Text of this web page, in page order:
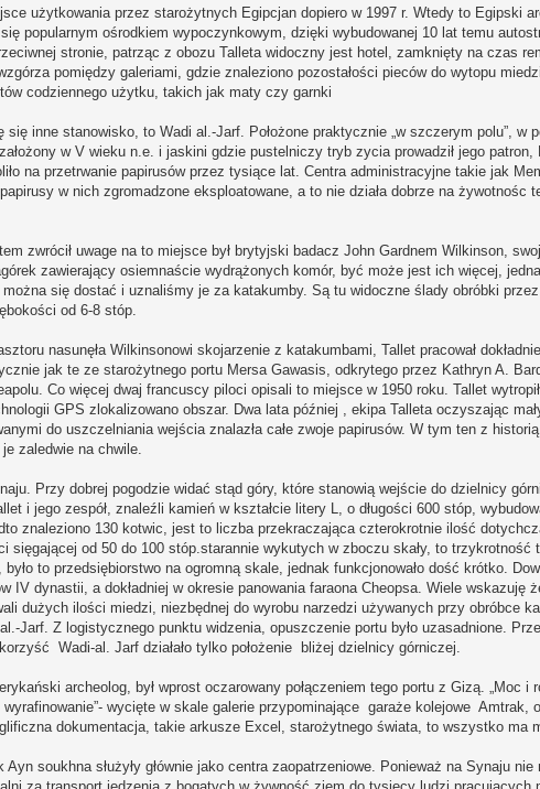
użytkowania przez starożytnych Egipcjan dopiero w 1997 r. Wtedy to Egipski
popularnym ośrodkiem wypoczynkowym, dzięki wybudowanej 10 lat temu
stronie, patrząc z obozu Talleta widoczny jest hotel, zamknięty na czas
pomiędzy galeriami, gdzie znaleziono pozostałości pieców do wytopu
codziennego użytku, takich jak maty czy garnki
inne stanowisko, to Wadi al.-Jarf. Położone praktycznie „w szczerym polu”, w
w V wieku n.e. i jaskini gdzie pustelniczy tryb zycia prowadził jego
na przetrwanie papirusów przez tysiące lat. Centra administracyjne takie jak
w nich zgromadzone eksploatowane, a to nie działa dobrze na żywotnośc
zwrócił uwage na to miejsce był brytyjski badacz John Gardnem Wilkinson,
zawierający osiemnaście wydrążonych komór, być może jest ich więcej,
się dostać i uznaliśmy je za katakumby. Są tu widoczne ślady obróbki przez
od 6-8 stóp.
nasunęła Wilkinsonowi skojarzenie z katakumbami, Tallet pracował
jak te ze starożytnego portu Mersa Gawasis, odkrytego przez Kathryn A.
Co więcej dwaj francuscy piloci opisali to miejsce w 1950 roku. Tallet
GPS zlokalizowano obszar. Dwa lata później , ekipa Talleta oczyszając
do uszczelniania wejścia znalazła całe zwoje papirusów. W tym ten z
zaledwie na chwile.
Przy dobrej pogodzie widać stąd góry, które stanowią wejście do dzielnicy
i jego zespół, znaleźli kamień w kształcie litery L, o długości 600 stóp,
znaleziono 130 kotwic, jest to liczba przekraczająca czterokrotnie ilość
sięgającej od 50 do 100 stóp.starannie wykutych w zboczu skały, to trzykrotność
to przedsiębiorstwo na ogromną skale, jednak funkcjonowało dość krótko.
IV dynastii, a dokładniej w okresie panowania faraona Cheopsa. Wiele wskazuję
dużych ilości miedzi, niezbędnej do wyrobu narzedzi używanych przy obróbce
Jarf. Z logistycznego punktu widzenia, opuszczenie portu było uzasadnione.
Wadi-al. Jarf działało tylko położenie bliżej dzielnicy górniczej.
archeolog, był wprost oczarowany połączeniem tego portu z Gizą. „Moc i
wyrafinowanie”- wycięte w skale galerie przypominające garaże kolejowe Amtrak,
dokumentacja, takie arkusze Excel, starożytnego świata, to wszystko ma
soukhna służyły głównie jako centra zaopatrzeniowe. Ponieważ na Synaju